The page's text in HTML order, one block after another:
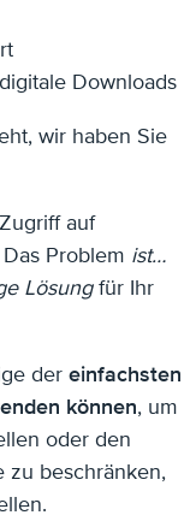
Downloads
wir haben Sie
auf
Problem ist…
Lösungfür Ihr
der einfachsten
können, um
oder den
zu beschränken,